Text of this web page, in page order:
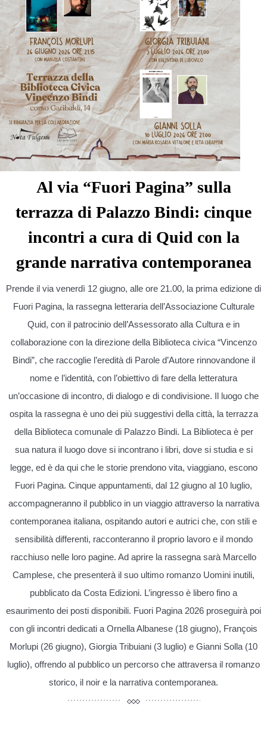
Al via “Fuori Pagina” sulla
terrazza di Palazzo Bindi: cinque
incontri a cura di Quid con la
grande narrativa contemporanea
Prende il via venerdì 12 giugno, alle ore 21.00, la prima edizione di
Fuori Pagina, la rassegna letteraria dell’Associazione Culturale
Quid, con il patrocinio dell’Assessorato alla Cultura e in
collaborazione con la direzione della Biblioteca civica “Vincenzo
Bindi”, che raccoglie l’eredità di Parole d’Autore rinnovandone il
nome e l’identità, con l’obiettivo di fare della letteratura
un’occasione di incontro, di dialogo e di condivisione. Il luogo che
ospita la rassegna è uno dei più suggestivi della città, la terrazza
della Biblioteca comunale di Palazzo Bindi. La Biblioteca è per
sua natura il luogo dove si incontrano i libri, dove si studia e si
legge, ed è da qui che le storie prendono vita, viaggiano, escono
Fuori Pagina. Cinque appuntamenti, dal 12 giugno al 10 luglio,
accompagneranno il pubblico in un viaggio attraverso la narrativa
contemporanea italiana, ospitando autori e autrici che, con stili e
sensibilità differenti, racconteranno il proprio lavoro e il mondo
racchiuso nelle loro pagine. Ad aprire la rassegna sarà Marcello
Camplese, che presenterà il suo ultimo romanzo Uomini inutili,
pubblicato da Costa Edizioni. L’ingresso è libero fino a
esaurimento dei posti disponibili. Fuori Pagina 2026 proseguirà poi
con gli incontri dedicati a Ornella Albanese (18 giugno), François
Morlupi (26 giugno), Giorgia Tribuiani (3 luglio) e Gianni Solla (10
luglio), offrendo al pubblico un percorso che attraversa il romanzo
storico, il noir e la narrativa contemporanea.